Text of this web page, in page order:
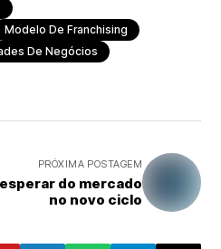
Modelo De Franchising
De Negócios
PRÓXIMA POSTAGEM
do mercado
no novo ciclo